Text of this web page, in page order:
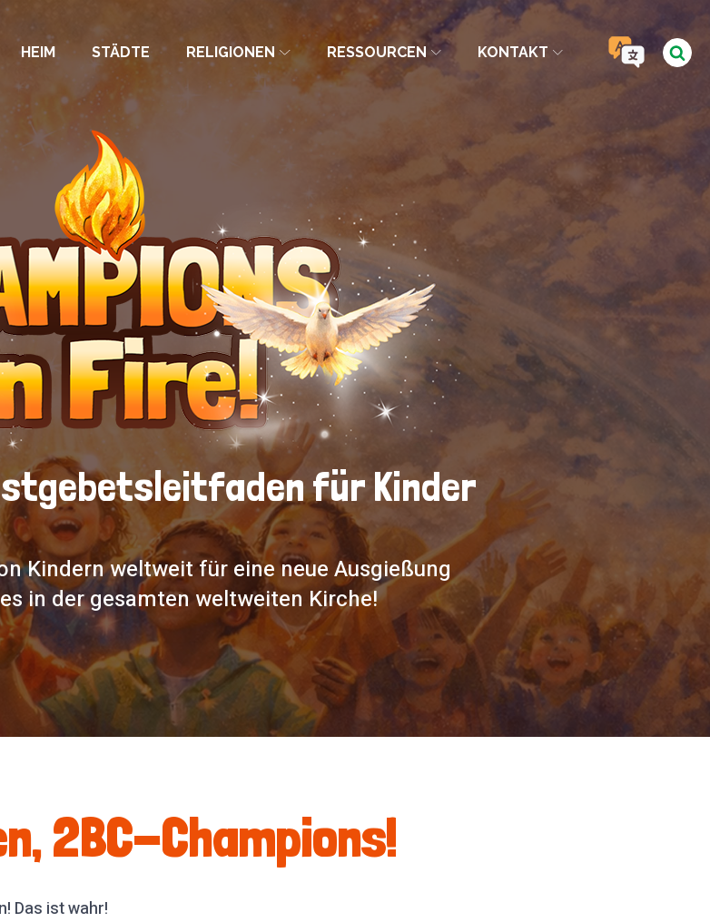
HEIM STÄDTE RELIGIONEN RESSOURCEN KONTAKT
für Kinder
Kindern weltweit für eine neue Ausgießung
in der gesamten weltweiten Kirche!
2BC-Champions!
Das ist wahr!